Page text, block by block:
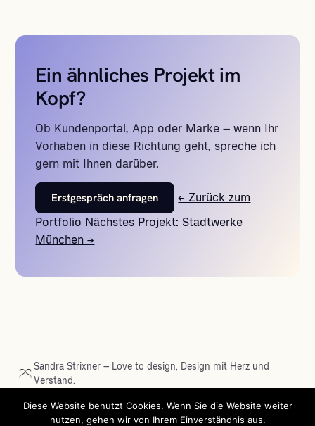
Ein ähnliches Projekt im
Kopf?
Ob Kundenportal, App oder Marke – wenn Ihr
Vorhaben in diese Richtung geht, spreche ich
gern mit Ihnen darüber.
Erstgespräch anfragen
← Zurück zum
Portfolio Nächstes Projekt: Stadtwerke
München →
Sandra Strixner – Love to design, Design mit Herz und
Verstand.
Diese Website benutzt Cookies. Wenn Sie die Website weiter
nutzen, gehen wir von Ihrem Einverständnis aus.